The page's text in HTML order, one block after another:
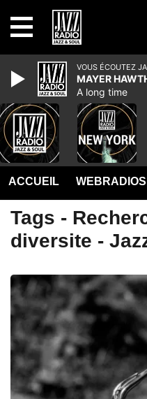
ACCUEIL WEBRADIOS
Tags -
diversite -
VOUS ÉCOUTEZ
MAYER
A long time